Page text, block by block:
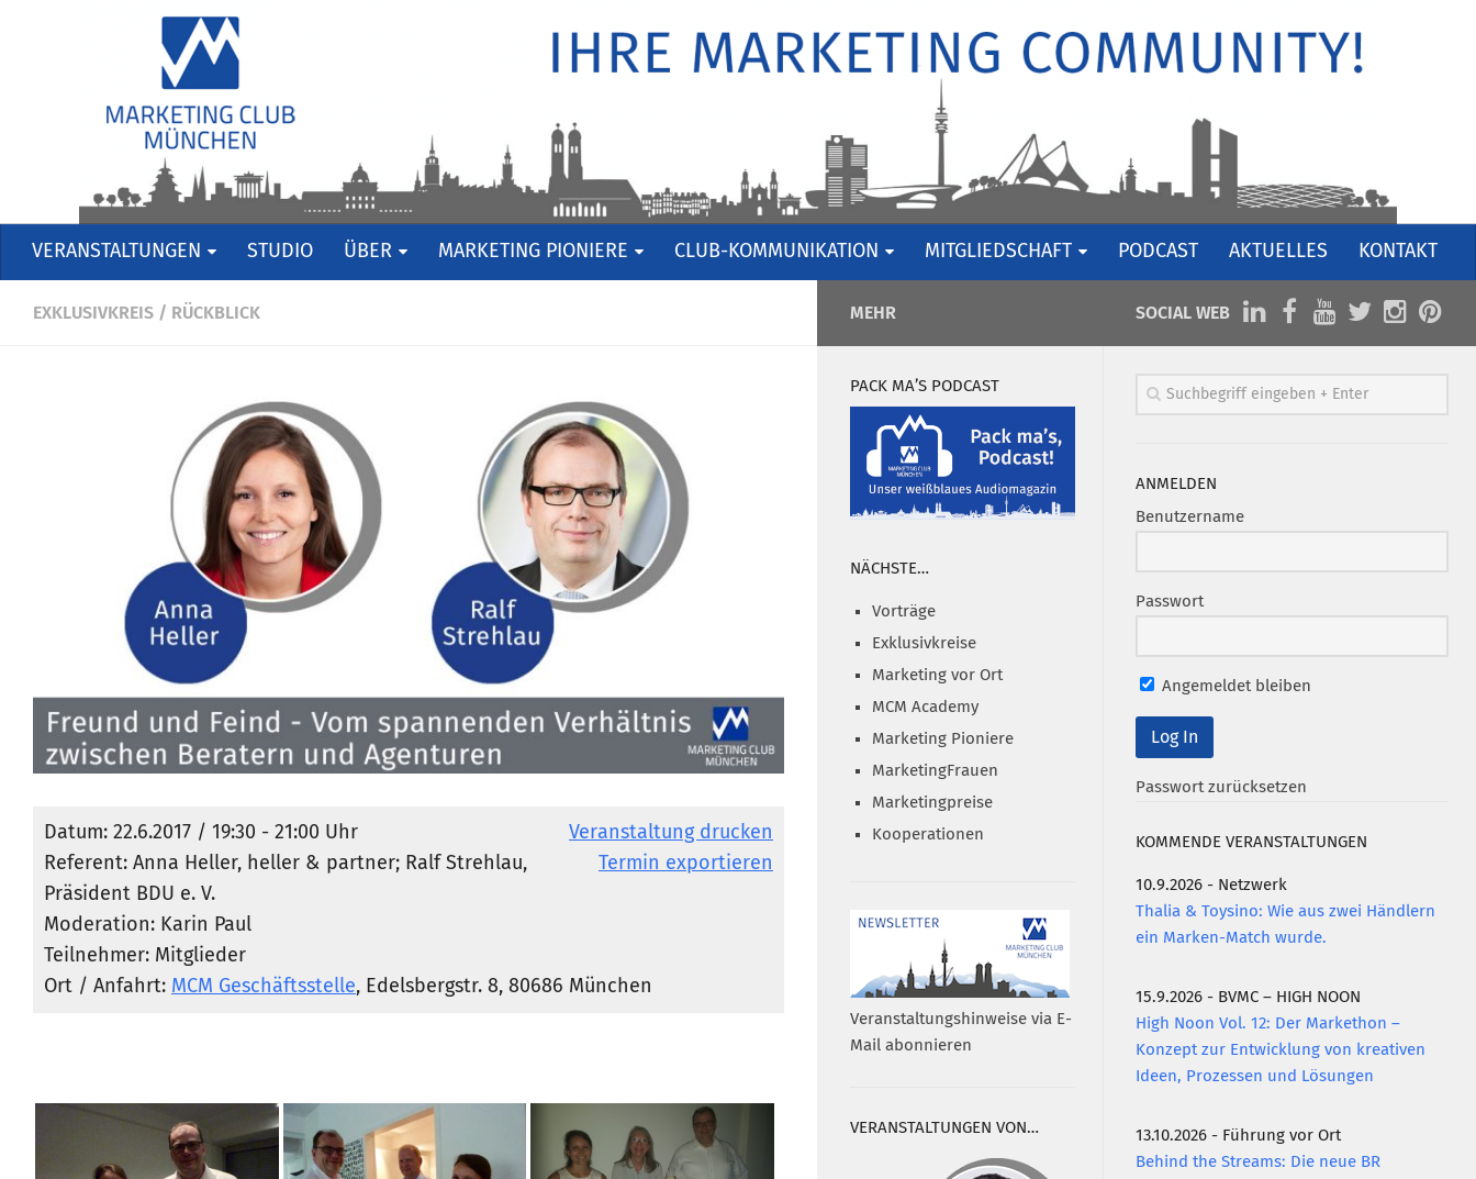
VERANSTALTUNGEN STUDIO ÜBER MARKETING PIONIERE CLUB-KOMMUNIKATION MITGLIEDSCHAFT PODCAST AKTUELLES KONTAKT
EXKLUSIVKREIS / RÜCKBLICK
Veranstaltung drucken
Termin exportieren
Datum: 22.6.2017 / 19:30 - 21:00 Uhr
Referent: Anna Heller, heller & partner; Ralf Strehlau,
Präsident BDU e. V.
Moderation: Karin Paul
Teilnehmer: Mitglieder
Ort / Anfahrt: MCM Geschäftsstelle, Edelsbergstr. 8, 80686 München
SOCIAL WEB
ANMELDEN
Benutzername
Passwort
Angemeldet bleiben
Passwort zurücksetzen
KOMMENDE VERANSTALTUNGEN
10.9.2026 - Netzwerk
Thalia & Toysino: Wie aus zwei Händlern
ein Marken-Match wurde.
15.9.2026 - BVMC – HIGH NOON
High Noon Vol. 12: Der Markethon –
Konzept zur Entwicklung von kreativen
Ideen, Prozessen und Lösungen
13.10.2026 - Führung vor Ort
Behind the Streams: Die neue BR
MEHR
PACK MA’S PODCAST
NÄCHSTE…
Vorträge
Exklusivkreise
Marketing vor Ort
MCM Academy
Marketing Pioniere
MarketingFrauen
Marketingpreise
Kooperationen
Veranstaltungshinweise via E-
Mail abonnieren
VERANSTALTUNGEN VON…